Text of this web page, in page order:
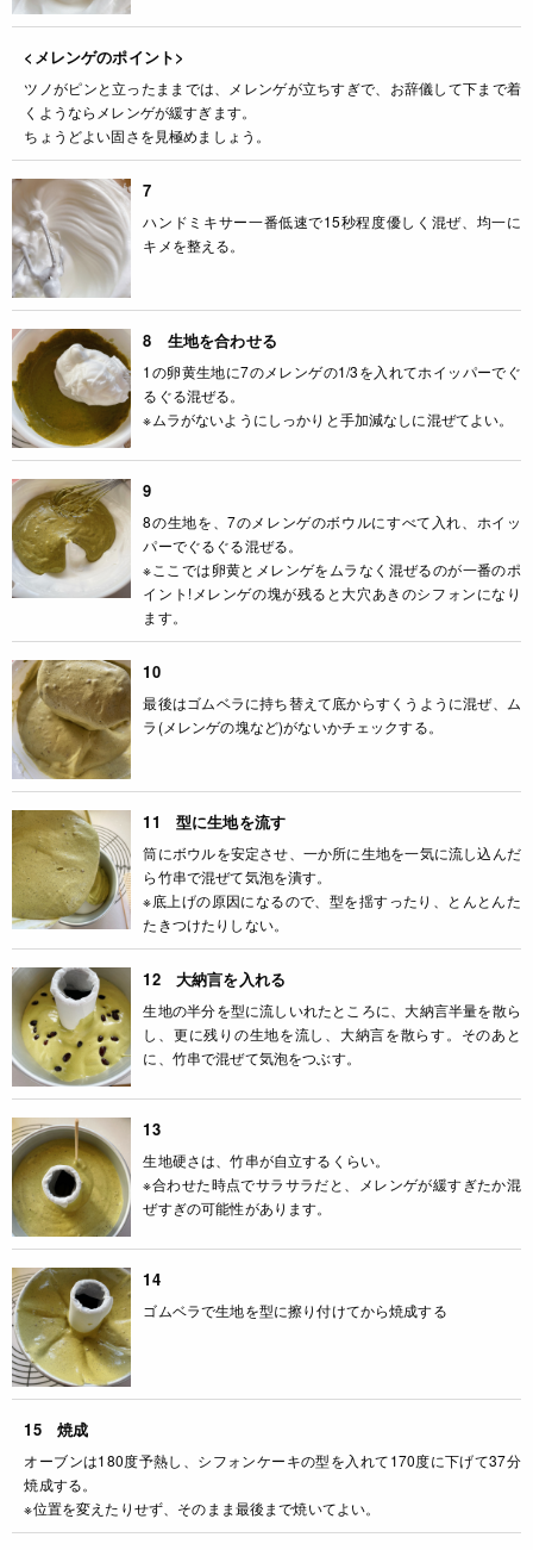
<メレンゲのポイント>
ツノがピンと立ったままでは、メレンゲが立ちすぎで、お辞儀して下まで着
くようならメレンゲが緩すぎます。
ちょうどよい固さを見極めましょう。
7
ハンドミキサー一番低速で15秒程度優しく混ぜ、均一に
キメを整える。
8 生地を合わせる
1の卵黄生地に7のメレンゲの1/3を入れてホイッパーでぐ
るぐる混ぜる。
※ムラがないようにしっかりと手加減なしに混ぜてよい。
9
8の生地を、7のメレンゲのボウルにすべて入れ、ホイッ
パーでぐるぐる混ぜる。
※ここでは卵黄とメレンゲをムラなく混ぜるのが一番のポ
イント!メレンゲの塊が残ると大穴あきのシフォンになり
ます。
10
最後はゴムベラに持ち替えて底からすくうように混ぜ、ム
ラ(メレンゲの塊など)がないかチェックする。
11 型に生地を流す
筒にボウルを安定させ、一か所に生地を一気に流し込んだ
ら竹串で混ぜて気泡を潰す。
※底上げの原因になるので、型を揺すったり、とんとんた
たきつけたりしない。
12 大納言を入れる
生地の半分を型に流しいれたところに、大納言半量を散ら
し、更に残りの生地を流し、大納言を散らす。そのあと
に、竹串で混ぜて気泡をつぶす。
13
生地硬さは、竹串が自立するくらい。
※合わせた時点でサラサラだと、メレンゲが緩すぎたか混
ぜすぎの可能性があります。
14
ゴムベラで生地を型に擦り付けてから焼成する
15 焼成
オーブンは180度予熱し、シフォンケーキの型を入れて170度に下げて37分
焼成する。
※位置を変えたりせず、そのまま最後まで焼いてよい。